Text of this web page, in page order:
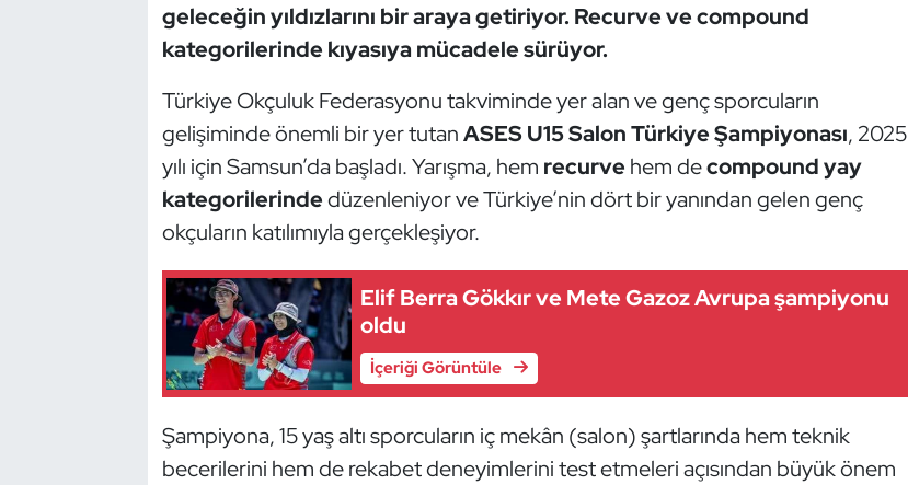
geleceğin yıldızlarını bir araya getiriyor. Recurve ve compound
kategorilerinde kıyasıya mücadele sürüyor.
Türkiye Okçuluk Federasyonu takviminde yer alan ve genç sporcuların
gelişiminde önemli bir yer tutanASES U15 Salon Türkiye Şampiyonası, 2025
yılı için Samsun’da başladı. Yarışma, hem recurve hem decompound yay
kategorilerindedüzenleniyor ve Türkiye’nin dört bir yanından gelen genç
okçuların katılımıyla gerçekleşiyor.
Elif Berra Gökkır ve Mete Gazoz Avrupa şampiyonu
oldu
İçeriği Görüntüle
Şampiyona, 15 yaş altı sporcuların iç mekân (salon) şartlarında hem teknik
becerilerini hem de rekabet deneyimlerini test etmeleri açısından büyük önem
Hava Sporları
İşitme Engelli Sporcular
Judo ve Kuraş